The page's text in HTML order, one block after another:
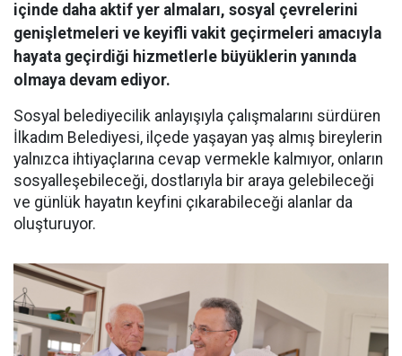
içinde daha aktif yer almaları, sosyal çevrelerini
genişletmeleri ve keyifli vakit geçirmeleri amacıyla
hayata geçirdiği hizmetlerle büyüklerin yanında
olmaya devam ediyor.
Sosyal belediyecilik anlayışıyla çalışmalarını sürdüren
İlkadım Belediyesi, ilçede yaşayan yaş almış bireylerin
yalnızca ihtiyaçlarına cevap vermekle kalmıyor, onların
sosyalleşebileceği, dostlarıyla bir araya gelebileceği
ve günlük hayatın keyfini çıkarabileceği alanlar da
oluşturuyor.